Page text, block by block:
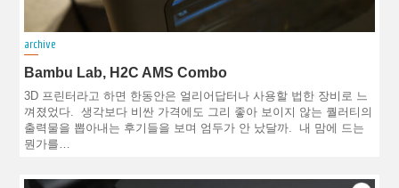
archive
Bambu Lab, H2C AMS Combo
3D 프린터라고 하면 한동안은 얼리어답터나 사용할 법한 장비로 느
껴졌었다. 생각보다 비싼 가격에도 그리 좋아 보이지 않는 퀄러티의
출력물을 뽑아내는 후기들을 보며 엄두가 안 났달까. 내 맘에 드는
뭔가를…